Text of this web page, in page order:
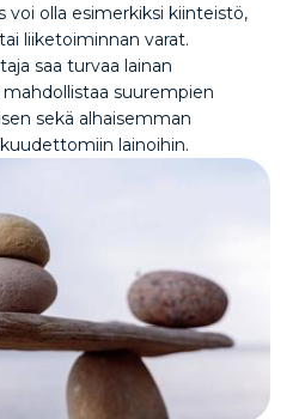
voi olla esimerkiksi kiinteistö,
liiketoiminnan varat.
saa turvaa lainan
suurempien
sekä alhaisemman
lainoihin.